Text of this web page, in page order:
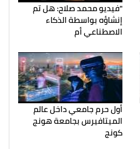
"فيديو محمد صلاح: هل تم
إنشاؤه بواسطة الذكاء
الاصطناعي أم
أول حرم جامعي داخل عالم
الميتافيرس بجامعة هونج
كونج